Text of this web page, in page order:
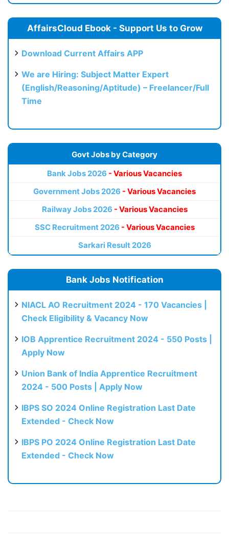
AffairsCloud Ebook - Support Us to Grow
Download Current Affairs APP
We are Hiring: Subject Matter Expert
(English/Reasoning/Aptitude) – Freelancer/Full
Time
Govt Jobs by Category
Bank Jobs 2026 - Various Vacancies
Government Jobs 2026 - Various Vacancies
Railway Jobs 2026 - Various Vacancies
SSC Recruitment 2026 - Various Vacancies
Sarkari Result 2026
Bank Jobs Notification
NIACL AO Recruitment 2024 - 170 Vacancies |
Check Eligibility & Vacancy Now
IOB Apprentice Recruitment 2024 - 550 Posts |
Apply Now
Union Bank of India Apprentice Recruitment
2024 - 500 Posts | Apply Now
IBPS SO 2024 Online Registration Last Date
Extended - Check Now
IBPS PO 2024 Online Registration Last Date
Extended - Check Now